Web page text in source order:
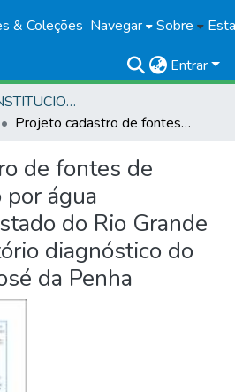
& Coleções Navegar Sobre
Entrar
PRODUÇÃO INSTITUCIONAL
Projeto cadastro de fontes de abastecimento por água subterrânea, estado do Rio Grande do Norte: relatório diagnóstico do município de José da Penha
de fontes de
água
do Rio Grande
diagnóstico do
da Penha